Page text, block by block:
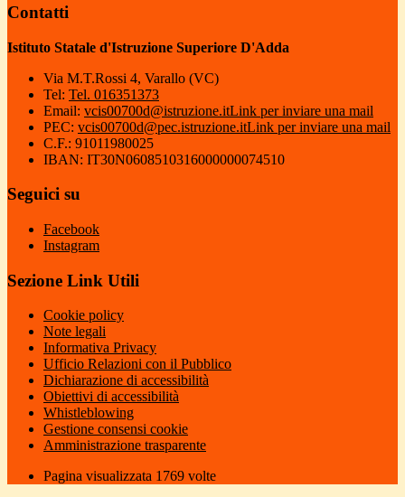
Contatti
Istituto Statale d'Istruzione Superiore D'Adda
Via M.T.Rossi 4, Varallo (VC)
Tel: Tel. 016351373
Email: vcis00700d@istruzione.itLink per inviare una mail
PEC: vcis00700d@pec.istruzione.itLink per inviare una mail
C.F.: 91011980025
IBAN: IT30N0608510316000000074510
Seguici su
Facebook
Instagram
Sezione Link Utili
Cookie policy
Note legali
Informativa Privacy
Ufficio Relazioni con il Pubblico
Dichiarazione di accessibilità
Obiettivi di accessibilità
Whistleblowing
Gestione consensi cookie
Amministrazione trasparente
Pagina visualizzata 1769 volte